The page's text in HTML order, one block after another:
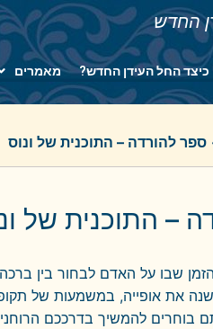
החדש
כיצד החל העידן החדש? מאמרים
ספר להורדה – התוכנית של ונוס
– התוכנית של
הזמן שבו על האדם לבחור בין
את אופייה, במשמעות של
בוחרים להמשיך בדרככם